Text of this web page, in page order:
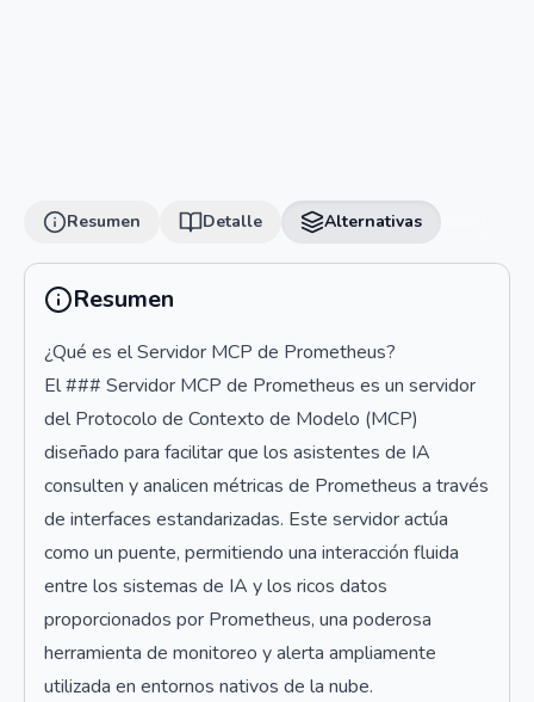
Resumen Detalle Alternativas
Resumen
¿Qué es el Servidor MCP de Prometheus?
El ### Servidor MCP de Prometheus es un servidor
del Protocolo de Contexto de Modelo (MCP)
diseñado para facilitar que los asistentes de IA
consulten y analicen métricas de Prometheus a través
de interfaces estandarizadas. Este servidor actúa
como un puente, permitiendo una interacción fluida
entre los sistemas de IA y los ricos datos
proporcionados por Prometheus, una poderosa
herramienta de monitoreo y alerta ampliamente
utilizada en entornos nativos de la nube.